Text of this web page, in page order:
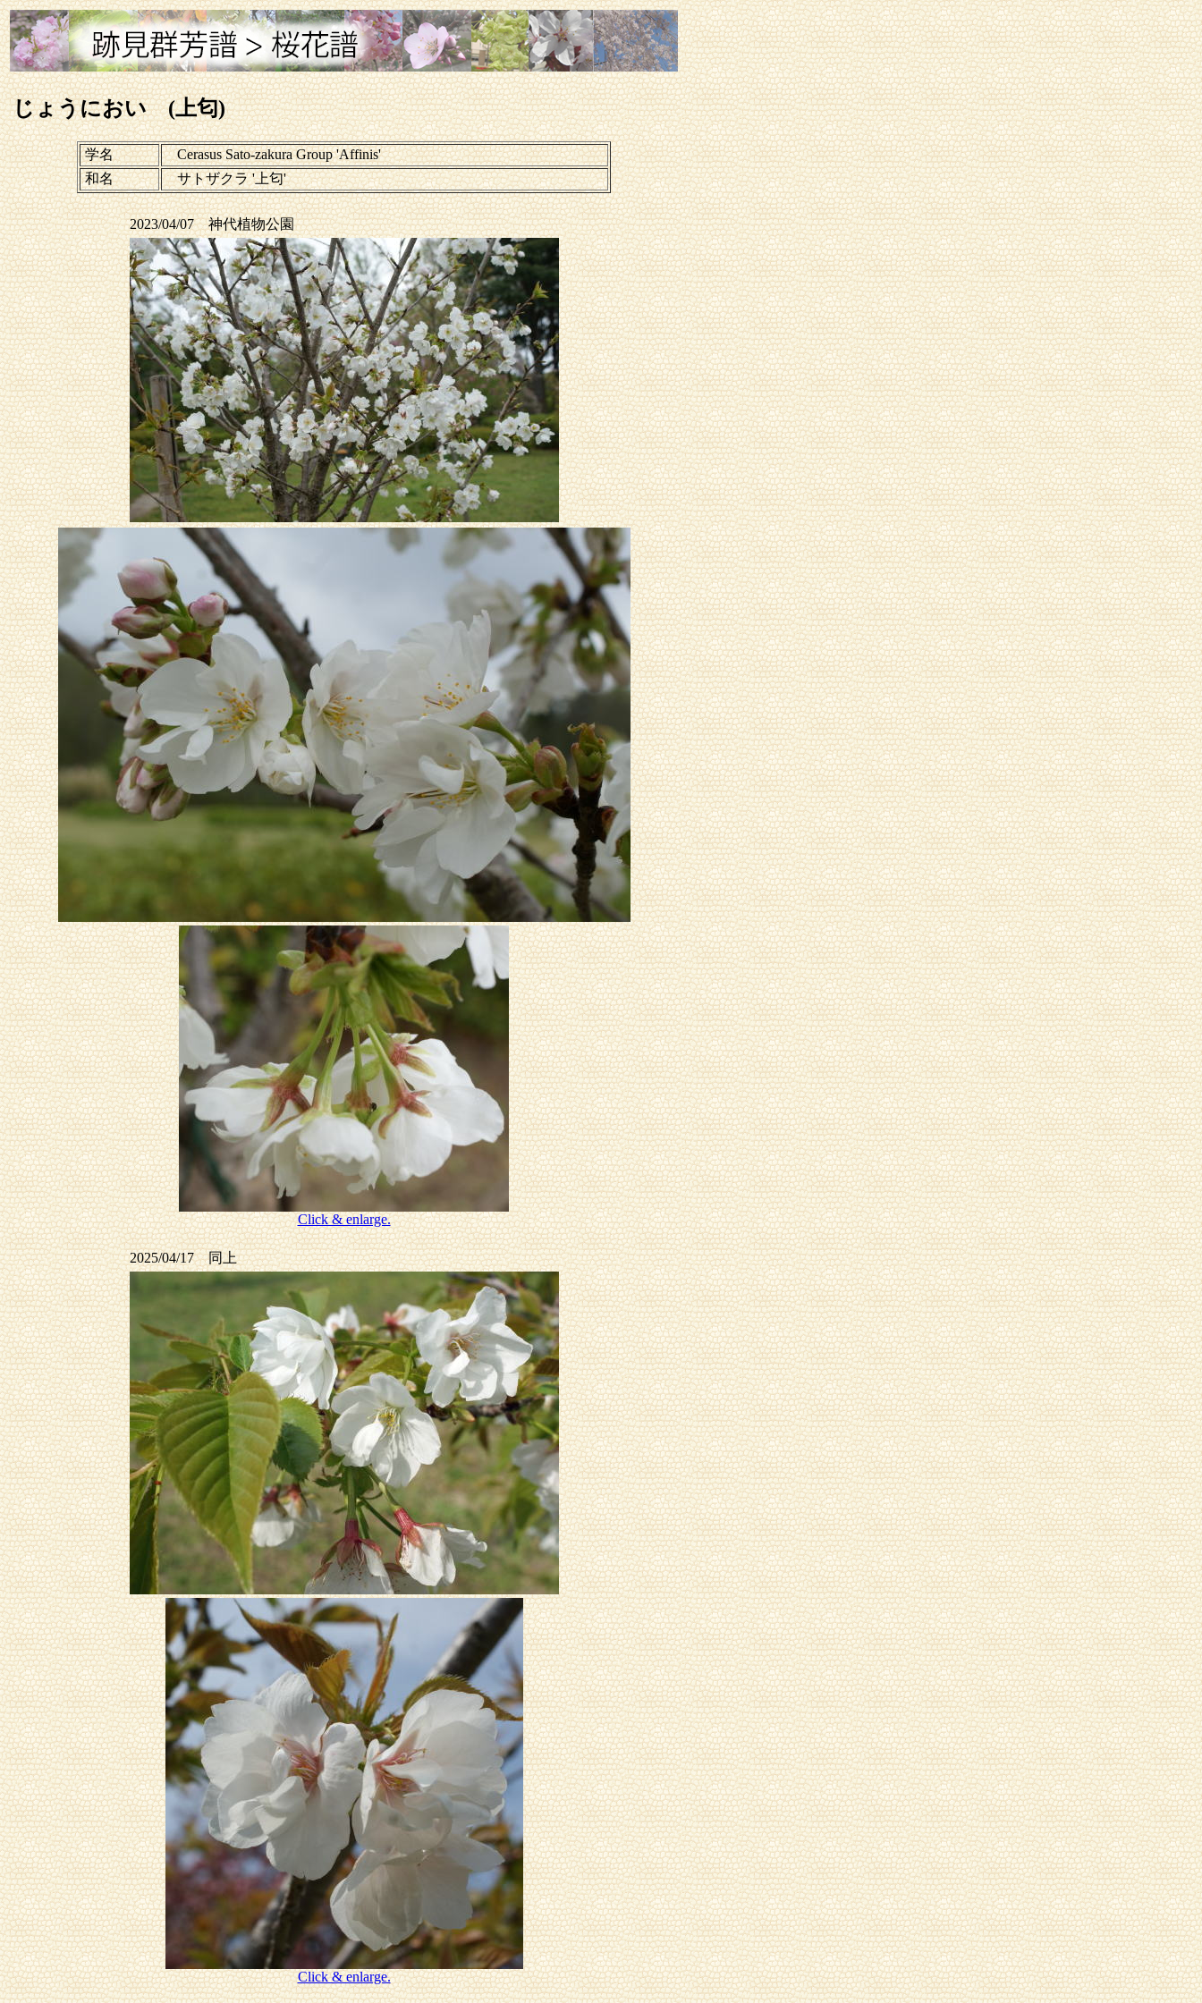
じょうにおい (上匂)
学名
Cerasus Sato-zakura Group 'Affinis'
和名
サトザクラ '上匂'
2023/04/07 神代植物公園
Click & enlarge.
2025/04/17 同上
Click & enlarge.